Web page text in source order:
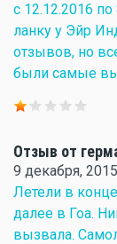
с 12.12.2016
ланку у Эйр
отзывов, но
были самые
Отзыв от
9 декабря,
Летели в
далее в Гоа.
вызвала.